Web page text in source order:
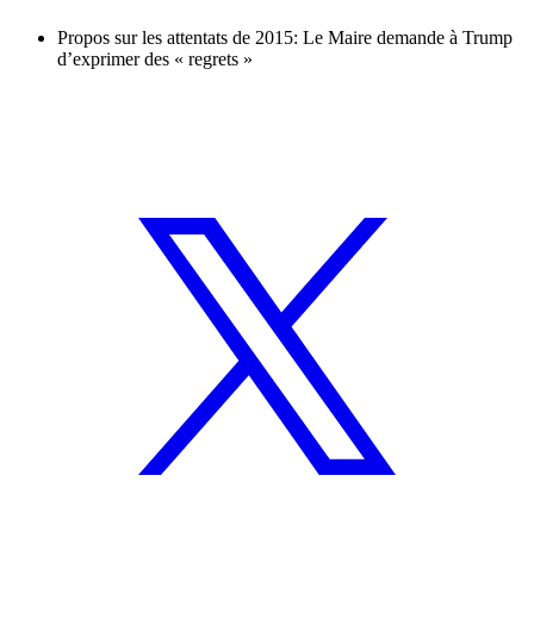
Propos sur les attentats de 2015: Le Maire demande à Trump
d’exprimer des « regrets »